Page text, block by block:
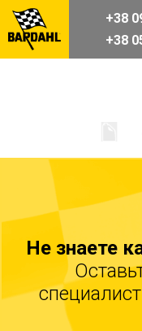
+38
+38
Не знаете